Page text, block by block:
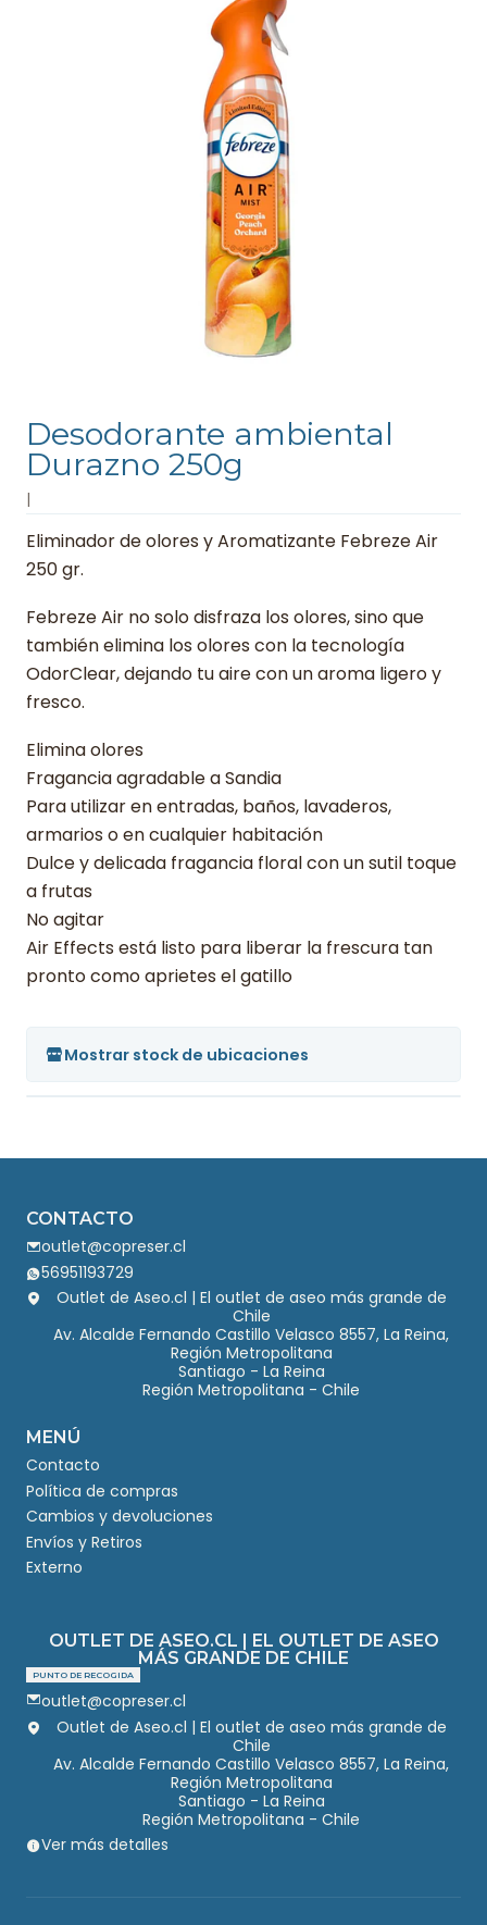
Desodorante ambiental
Durazno 250g
|
Eliminador de olores y Aromatizante Febreze Air
250 gr.
Febreze Air no solo disfraza los olores, sino que
también elimina los olores con la tecnología
OdorClear, dejando tu aire con un aroma ligero y
fresco.
Elimina olores
Fragancia agradable a Sandia
Para utilizar en entradas, baños, lavaderos,
armarios o en cualquier habitación
Dulce y delicada fragancia floral con un sutil toque
a frutas
No agitar
Air Effects está listo para liberar la frescura tan
pronto como aprietes el gatillo
Mostrar stock de ubicaciones
CONTACTO
outlet@copreser.cl
56951193729
Outlet de Aseo.cl | El outlet de aseo más grande de
Chile
Av. Alcalde Fernando Castillo Velasco 8557, La Reina,
Región Metropolitana
Santiago - La Reina
Región Metropolitana - Chile
MENÚ
Contacto
Política de compras
Cambios y devoluciones
Envíos y Retiros
Externo
OUTLET DE ASEO.CL | EL OUTLET DE ASEO
MÁS GRANDE DE CHILE
PUNTO DE RECOGIDA
outlet@copreser.cl
Outlet de Aseo.cl | El outlet de aseo más grande de
Chile
Av. Alcalde Fernando Castillo Velasco 8557, La Reina,
Región Metropolitana
Santiago - La Reina
Región Metropolitana - Chile
Ver más detalles